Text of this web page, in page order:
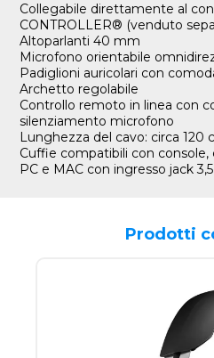
Collegabile direttamente al
CONTROLLER® (venduto
Altoparlanti 40 mm
Microfono orientabile
Padiglioni auricolari con
Archetto regolabile
Controllo remoto in linea con
silenziamento microfono
Lunghezza del cavo: circa 120
Cuffie compatibili con console,
PC e MAC con ingresso jack
Prodotti